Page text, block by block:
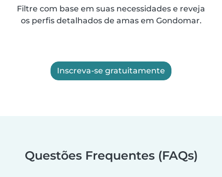
Filtre com base em suas necessidades e reveja
os perfis detalhados de amas em Gondomar.
Inscreva-se gratuitamente
Questões Frequentes (FAQs)